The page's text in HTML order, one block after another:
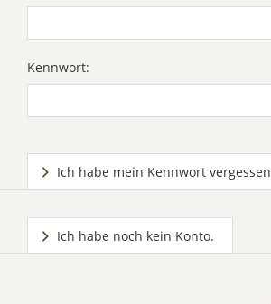
Kennwort:
Ich habe mein Kennwort vergessen
Ich habe noch kein Konto.